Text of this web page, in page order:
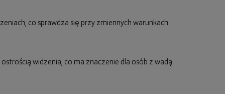
co sprawdza się przy zmiennych warunkach
widzenia, co ma znaczenie dla osób z wadą